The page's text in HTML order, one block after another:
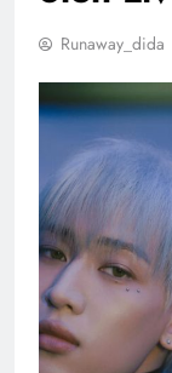
Runaway_dida